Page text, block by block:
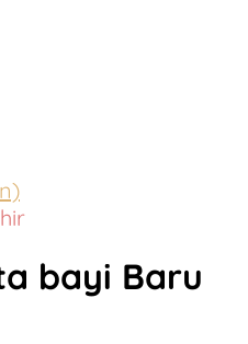
bayi Baru